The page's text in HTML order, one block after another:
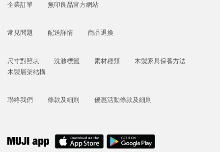
企業訂單
無印良品官方網站
常見問題 配送詳情 商品退換
尺寸對照表 洗滌標籤 素材種類
木製家具保養方法
木製層架結構
聯絡我們 條款及細則 優惠活動條款及細則